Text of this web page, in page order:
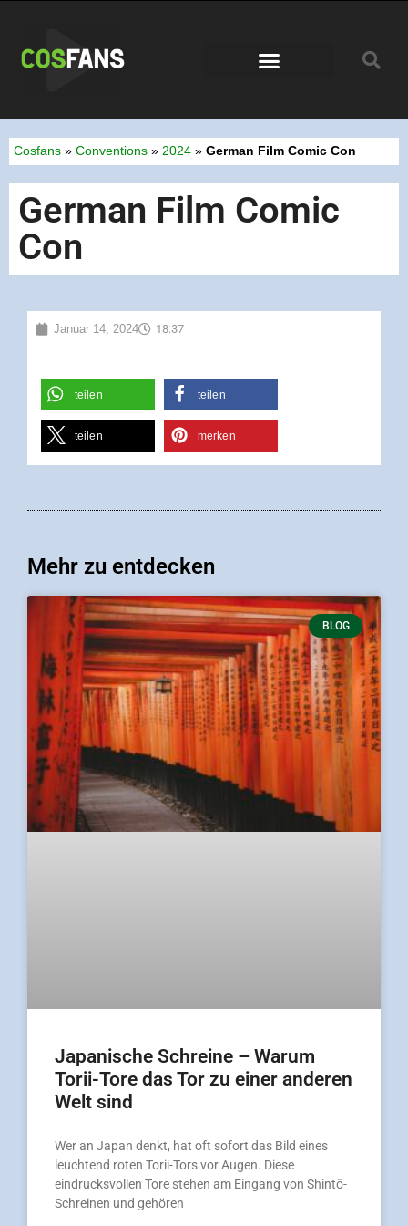
Cosfans » Conventions » 2024 » German Film Comic Con
German Film Comic
Con
Januar 14, 2024 18:37
teilen teilen
teilen merken
Mehr zu entdecken
BLOG
Japanische Schreine – Warum
Torii-Tore das Tor zu einer anderen
Welt sind
Wer an Japan denkt, hat oft sofort das Bild eines
leuchtend roten Torii-Tors vor Augen. Diese
eindrucksvollen Tore stehen am Eingang von Shintō-
Schreinen und gehören